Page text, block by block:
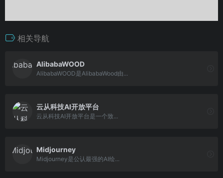
相关导航
AlibabaWOOD
AlibabaWOOD是AlibabaWood由...
云从科技AI开放平台
云从科技AI开放平台是一个致...
Midjourney
Midjourney是公认最强的AI绘...